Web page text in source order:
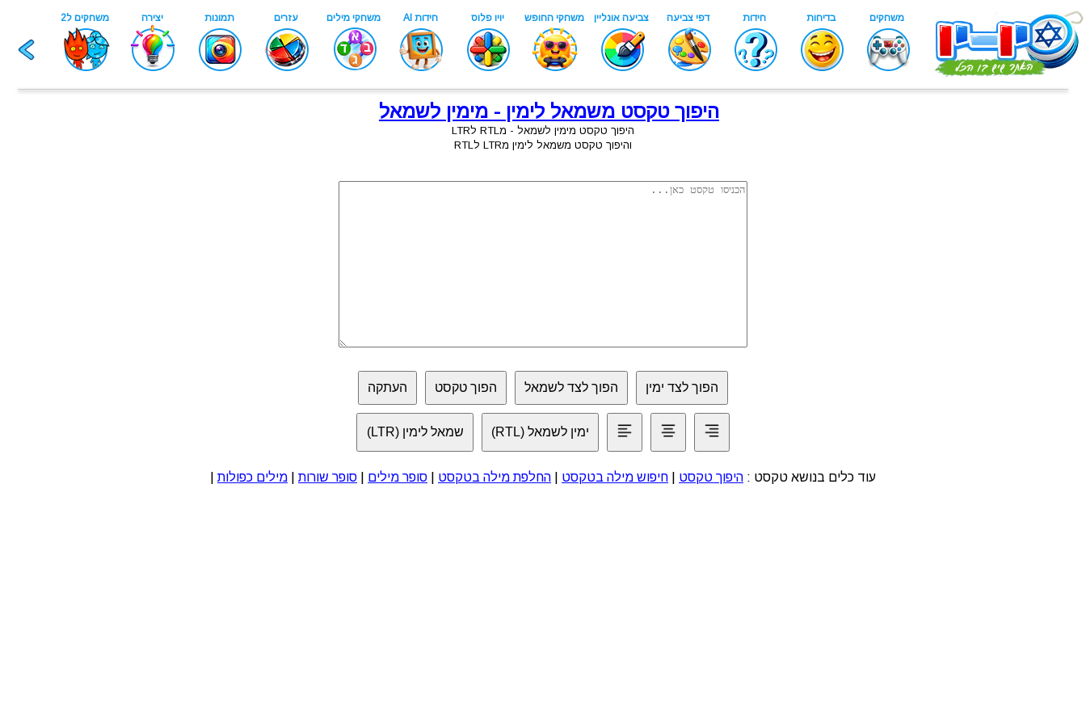
היפוך טקסט משמאל לימין - מימין לשמאל
היפוך טקסט מימין לשמאל - מRTL לLTR
והיפוך טקסט משמאל לימין מLTR לRTL
הפוך לצד ימין הפוך לצד לשמאל הפוך טקסט העתקה
ימין לשמאל (RTL) שמאל לימין (LTR)
עוד כלים בנושא טקסט : היפוך טקסט חיפוש מילה בטקסט החלפת מילה בטקסט סופר מילים סופר שורות מילים כפולות